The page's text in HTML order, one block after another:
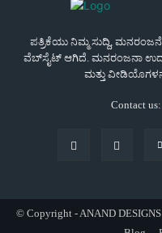
ಪತ್ರಿಕೆಯು ನಿಮ್ಮ ಸುದ್ದಿ,
ವೆಬ್‌ಸೈಟ್ ಆಗಿದೆ. ಮನರಂಜನಾ
ಮತ್ತು
Contact us:
© Copyright - ANAND DESIGNS